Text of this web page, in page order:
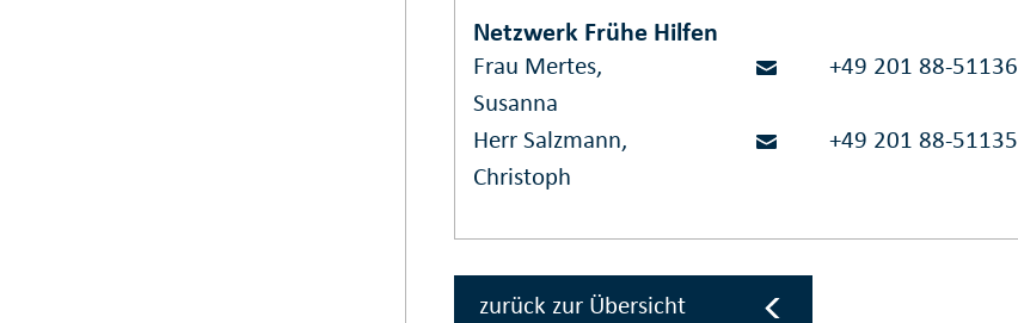
Netzwerk Frühe Hilfen
Frau Mertes,
Susanna
+49 201 88-51136
Herr Salzmann,
Christoph
+49 201 88-51135
zurück zur Übersicht